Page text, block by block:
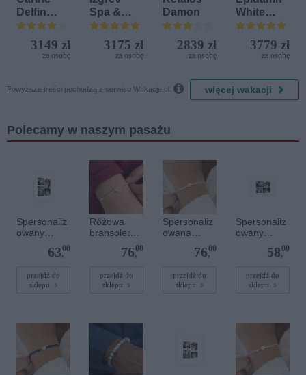
Delfin
Bijela (ex.
Iberostar
Bijela
3149 zł
za osobę
Spa &
Aquapark
3175 zł
za osobę
Damon
2839 zł
za osobę
White
Sensation
3779 zł
za osobę
Powyższe treści pochodzą z serwisu Wakacje.pl.  więcej wakacji
Polecamy w naszym pasażu
Spersonaliz
owany
plakat - 30 x
63,
00
przejdź do
sklepu
Różowa
bransoletka
dla dzieci -
owana -
Srebrne
76,
00
przejdź do
sklepu
Spersonaliz
owana
bransoletka
sznurkowa -
Srebrne
kółko
76,
00
przejdź do
sklepu
Spersonaliz
owany
plakat - 30 x
58,
00
przejdź do
sklepu